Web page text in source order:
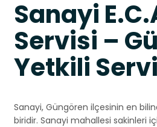
Sanayi
Servisi –
Yetkili
Sanayi, Güngören ilçesinin en
biridir. Sanayi mahallesi sakinleri